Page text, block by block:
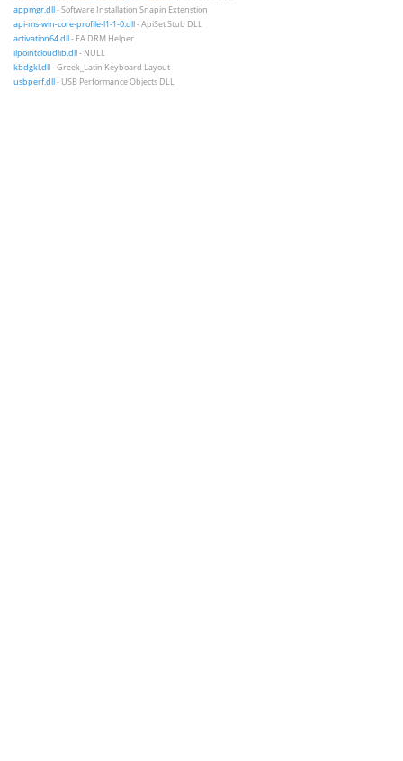
appmgr.dll- Software Installation Snapin Extenstion
api-ms-win-core-profile-l1-1-0.dll- ApiSet Stub DLL
activation64.dll- EA DRM Helper
ilpointcloudlib.dll- NULL
kbdgkl.dll- Greek_Latin Keyboard Layout
usbperf.dll- USB Performance Objects DLL